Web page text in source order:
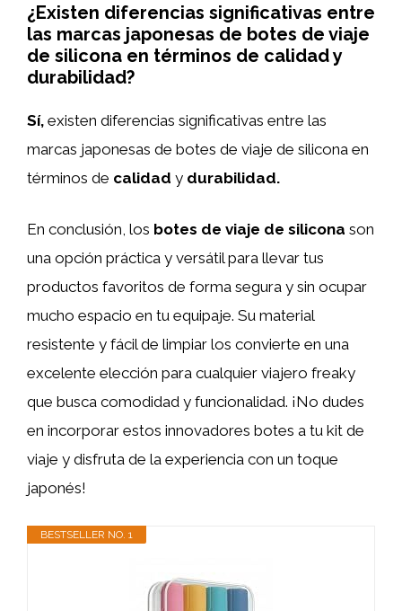
¿Existen diferencias significativas entre
las marcas japonesas de botes de viaje
de silicona en términos de calidad y
durabilidad?
Sí, existen diferencias significativas entre las
marcas japonesas de botes de viaje de silicona en
términos de calidad y durabilidad.
En conclusión, los botes de viaje de silicona son
una opción práctica y versátil para llevar tus
productos favoritos de forma segura y sin ocupar
mucho espacio en tu equipaje. Su material
resistente y fácil de limpiar los convierte en una
excelente elección para cualquier viajero freaky
que busca comodidad y funcionalidad. ¡No dudes
en incorporar estos innovadores botes a tu kit de
viaje y disfruta de la experiencia con un toque
japonés!
BESTSELLER NO. 1